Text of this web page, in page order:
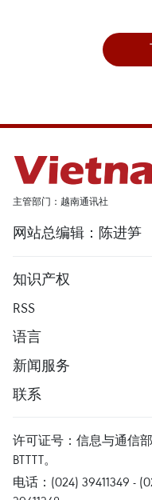
主管部门：越南通讯社
网站总编辑：陈进笋
知识产权
RSS
语言
新闻服务
联系
许可证号：信息与通信
BTTTT。
电话：(024) 39411349 -